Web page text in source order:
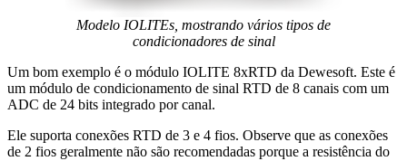
Modelo IOLITEs, mostrando vários tipos de
condicionadores de sinal
Um bom exemplo é o módulo IOLITE 8xRTD da Dewesoft. Este é
um módulo de condicionamento de sinal RTD de 8 canais com um
ADC de 24 bits integrado por canal.
Ele suporta conexões RTD de 3 e 4 fios. Observe que as conexões
de 2 fios geralmente não são recomendadas porque a resistência do